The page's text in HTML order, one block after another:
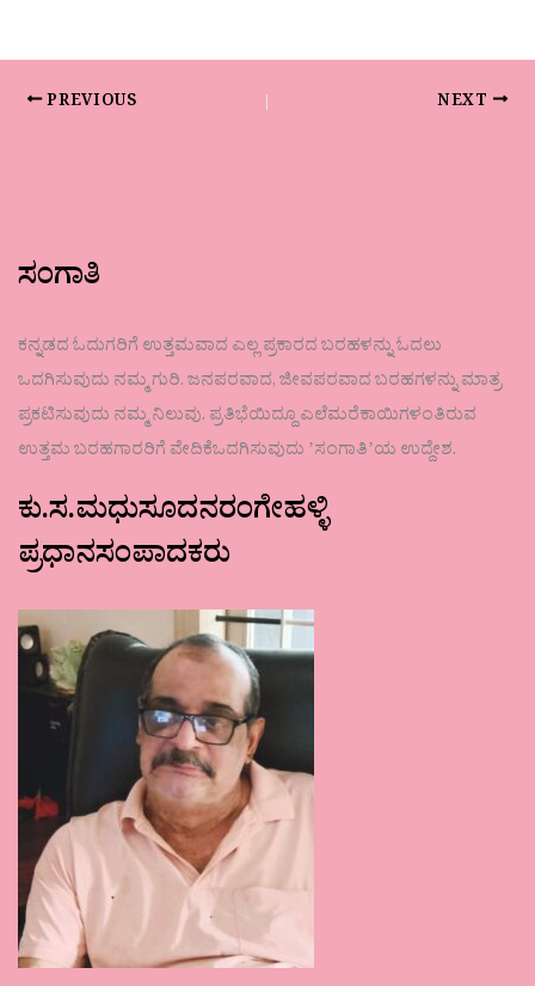
PREVIOUS NEXT
ಸಂಗಾತಿ
ಕನ್ನಡದ ಓದುಗರಿಗೆ ಉತ್ತಮವಾದ ಎಲ್ಲ ಪ್ರಕಾರದ ಬರಹಳನ್ನು ಓದಲು
ಒದಗಿಸುವುದು ನಮ್ಮ ಗುರಿ. ಜನಪರವಾದ, ಜೀವಪರವಾದ ಬರಹಗಳನ್ನು ಮಾತ್ರ
ಪ್ರಕಟಿಸುವುದು ನಮ್ಮ ನಿಲುವು. ಪ್ರತಿಭೆಯಿದ್ದೂ ಎಲೆಮರೆಕಾಯಿಗಳಂತಿರುವ
ಉತ್ತಮ ಬರಹಗಾರರಿಗೆ ವೇದಿಕೆಒದಗಿಸುವುದು ʼಸಂಗಾತಿʼಯ ಉದ್ದೇಶ.
ಕು.ಸ.ಮಧುಸೂದನರಂಗೇಹಳ್ಳಿ
ಪ್ರಧಾನಸಂಪಾದಕರು